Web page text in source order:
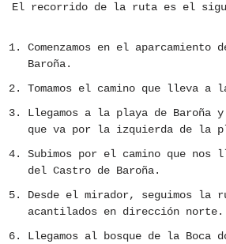
El recorrido de la ruta es el
Comenzamos en el aparcamiento
Baroña.
Tomamos el camino que lleva a
Llegamos a la playa de Baroña
que va por la izquierda de la
Subimos por el camino que nos
del Castro de Baroña.
Desde el mirador, seguimos la
acantilados en dirección norte.
Llegamos al bosque de la Boca